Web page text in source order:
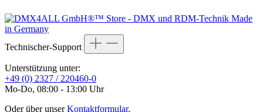
Technischer-Support
Unterstützung unter:
+49 (0) 2327 / 220460-0
Mo-Do, 08:00 - 13:00 Uhr
Oder über unserKontaktformular.